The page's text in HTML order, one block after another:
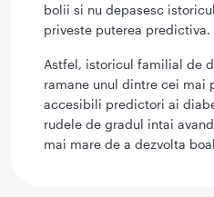
bolii si nu depasesc
priveste puterea predictiva.
Astfel, istoricul familial de
ramane unul dintre cei mai
accesibili predictori ai
rudele de gradul intai
mai mare de a dezvolta